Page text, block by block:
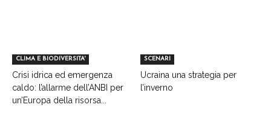
CLIMA E BIODIVERSITA'
Crisi idrica ed emergenza
caldo: l’allarme dell’ANBI per
un’Europa della risorsa...
SCENARI
Ucraina una strategia per
l’inverno